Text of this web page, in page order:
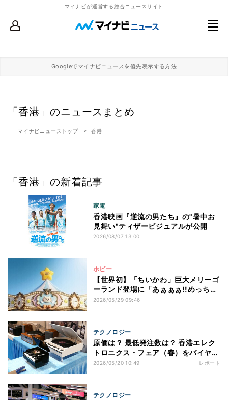
マイナビが運営する総合ニュースサイト
Googleでマイナビニュースを優先表示する方法
「香港」のニュースまとめ
マイナビニューストップ 香港
「香港」の新着記事
家電
香港映画『逆流の男たち』の"暑中お
見舞い"ティザービジュアルが公開
2026/08/07 13:00
ホビー
【世界初】「ちいかわ」巨大メリーゴ
ーランド登場に「あぁぁぁ!!めっちゃ
かわいい!」「メリーゴーランド???!!
ARTIVERSE」開催
2026/05/29 09:46
テクノロジー
原価は？ 最低発注数は？ 香港エレク
トロニクス・フェア（春）をバイヤー
視点で回ってみた
2026/05/20 10:49 レポート
テクノロジー